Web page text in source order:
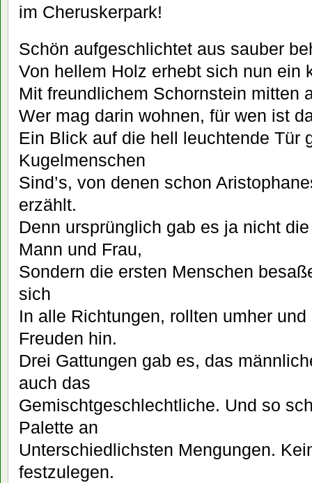
im Cheruskerpark!
Schön aufgeschlichtet aus sauber
Von hellem Holz erhebt sich nun ein
Mit freundlichem Schornstein mitten
Wer mag darin wohnen, für wen ist
Ein Blick auf die hell leuchtende Tür
Kugelmenschen
Sind’s, von denen schon
erzählt.
Denn ursprünglich gab es ja nicht
Mann und Frau,
Sondern die ersten Menschen
sich
In alle Richtungen, rollten umher
Freuden hin.
Drei Gattungen gab es, das
auch das
Gemischtgeschlechtliche. Und so
Palette an
Unterschiedlichsten Mengungen.
festzulegen.